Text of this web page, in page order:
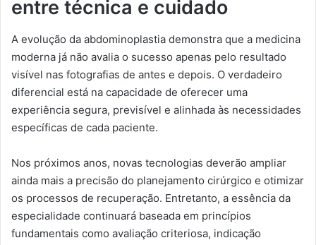
entre técnica e cuidado
A evolução da abdominoplastia demonstra que a medicina
moderna já não avalia o sucesso apenas pelo resultado
visível nas fotografias de antes e depois. O verdadeiro
diferencial está na capacidade de oferecer uma
experiência segura, previsível e alinhada às necessidades
específicas de cada paciente.
Nos próximos anos, novas tecnologias deverão ampliar
ainda mais a precisão do planejamento cirúrgico e otimizar
os processos de recuperação. Entretanto, a essência da
especialidade continuará baseada em princípios
fundamentais como avaliação criteriosa, indicação